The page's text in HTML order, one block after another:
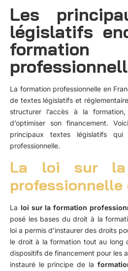
Les
législatifs
formation
La formation professionnelle en
de textes législatifs et
structurer l’accès à la
d’optimiser son financement.
principaux textes législatifs qui
professionnelle.
La loi sur la
La loi sur la formation
posé les bases du droit à la
loi a permis d’instaurer des droits
le droit à la formation tout au long
dispositifs de financement pour les
instauré le principe de la